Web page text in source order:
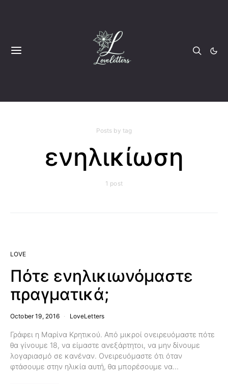
Posts by tag
ενηλικίωση
1 post
LOVE
Πότε ενηλικιωνόμαστε
πραγματικά;
October 19, 2016 LoveLetters
Γράφει η Μαρίνα Κρητικού. Από μικροί ονειρευόμαστε πότε
θα γίνουμε 18, να είμαστε ανεξάρτητοι, να μην δίνουμε
λογαριασμό σε κανέναν. Ονειρευόμαστε ότι όταν
φτάσουμε στην ηλικία αυτή, θα μπορέσουμε να…